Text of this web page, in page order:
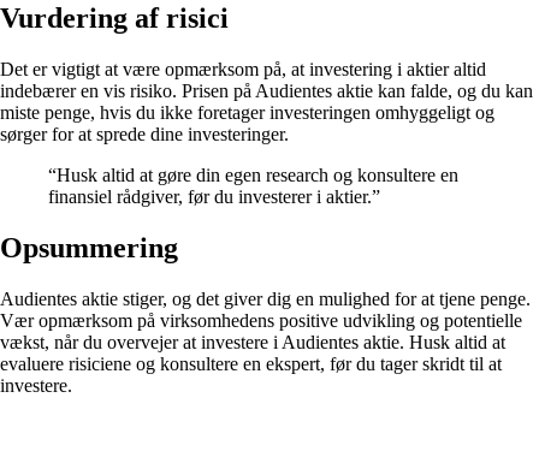
Vurdering af risici
Det er vigtigt at være opmærksom på, at investering i aktier altid
indebærer en vis risiko. Prisen på Audientes aktie kan falde, og du kan
miste penge, hvis du ikke foretager investeringen omhyggeligt og
sørger for at sprede dine investeringer.
“Husk altid at gøre din egen research og konsultere en
finansiel rådgiver, før du investerer i aktier.”
Opsummering
Audientes aktie stiger, og det giver dig en mulighed for at tjene penge.
Vær opmærksom på virksomhedens positive udvikling og potentielle
vækst, når du overvejer at investere i Audientes aktie. Husk altid at
evaluere risiciene og konsultere en ekspert, før du tager skridt til at
investere.